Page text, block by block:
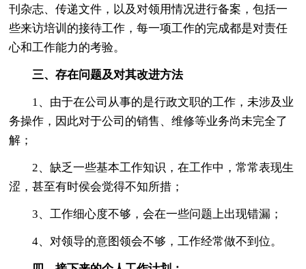
刊杂志、传递文件，以及对领用情况进行备案，包括一
些来访培训的接待工作，每一项工作的完成都是对责任
心和工作能力的考验。
三、存在问题及对其改进方法
1、由于在公司从事的是行政文职的工作，未涉及业
务操作，因此对于公司的销售、维修等业务尚未完全了
解；
2、缺乏一些基本工作知识，在工作中，常常表现生
涩，甚至有时侯会觉得不知所措；
3、工作细心度不够，会在一些问题上出现错漏；
4、对领导的意图领会不够，工作经常做不到位。